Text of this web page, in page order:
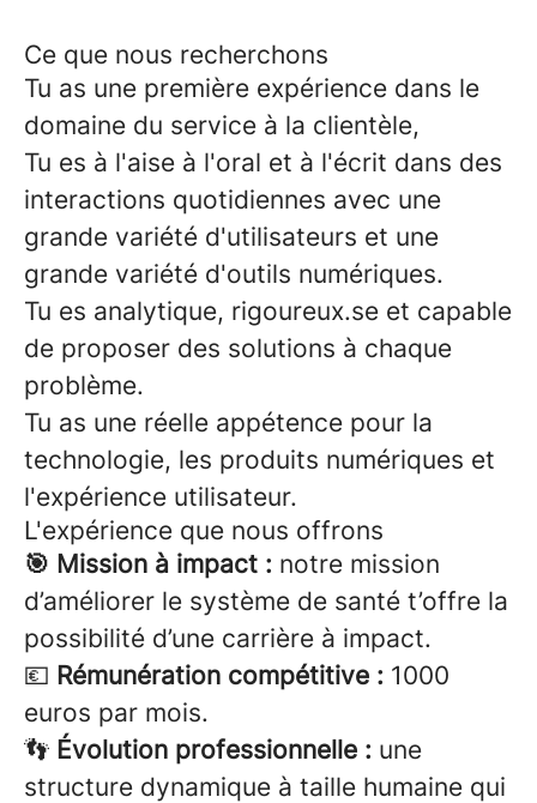
Ce que nous recherchons
Tu as une première expérience dans le
domaine du service à la clientèle,
Tu es à l'aise à l'oral et à l'écrit dans des
interactions quotidiennes avec une
grande variété d'utilisateurs et une
grande variété d'outils numériques.
Tu es analytique, rigoureux.se et capable
de proposer des solutions à chaque
problème.
Tu as une réelle appétence pour la
technologie, les produits numériques et
l'expérience utilisateur.
L'expérience que nous offrons
🎯 Mission à impact : notre mission
d’améliorer le système de santé t’offre la
possibilité d’une carrière à impact.
💶 Rémunération compétitive : 1000
euros par mois.
👣 Évolution professionnelle : une
structure dynamique à taille humaine qui